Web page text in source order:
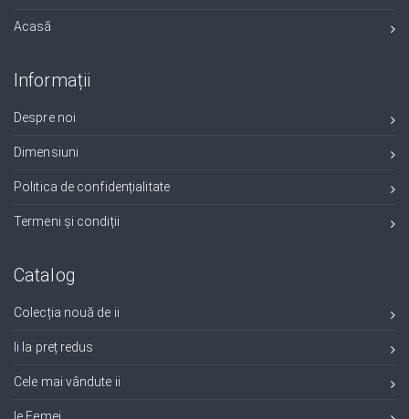
Acasă
Informații
Despre noi
Dimensiuni
Politica de confidențialitate
Termeni și condiții
Catalog
Colecția nouă de ii
Ii la preț redus
Cele mai vândute ii
Ie Femei